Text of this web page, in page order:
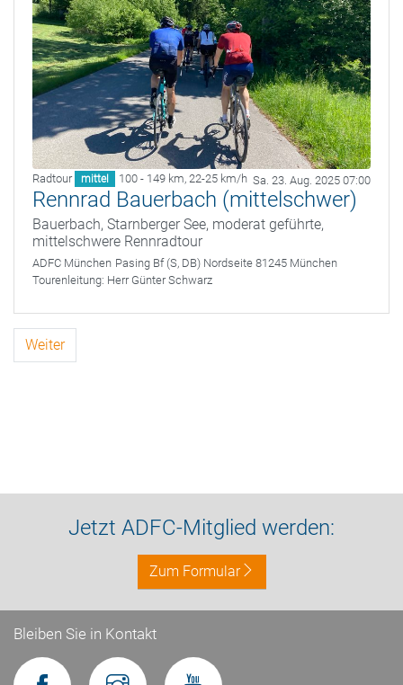
Radtour mittel 100 - 149 km, 22-25 km/h Sa. 23. Aug. 2025 07:00
Rennrad Bauerbach (mittelschwer)
Bauerbach, Starnberger See, moderat geführte,
mittelschwere Rennradtour
ADFC München Pasing Bf (S, DB) Nordseite 81245 München
Tourenleitung: Herr Günter Schwarz
Weiter
Jetzt ADFC-Mitglied werden:
Zum Formular
Bleiben Sie in Kontakt